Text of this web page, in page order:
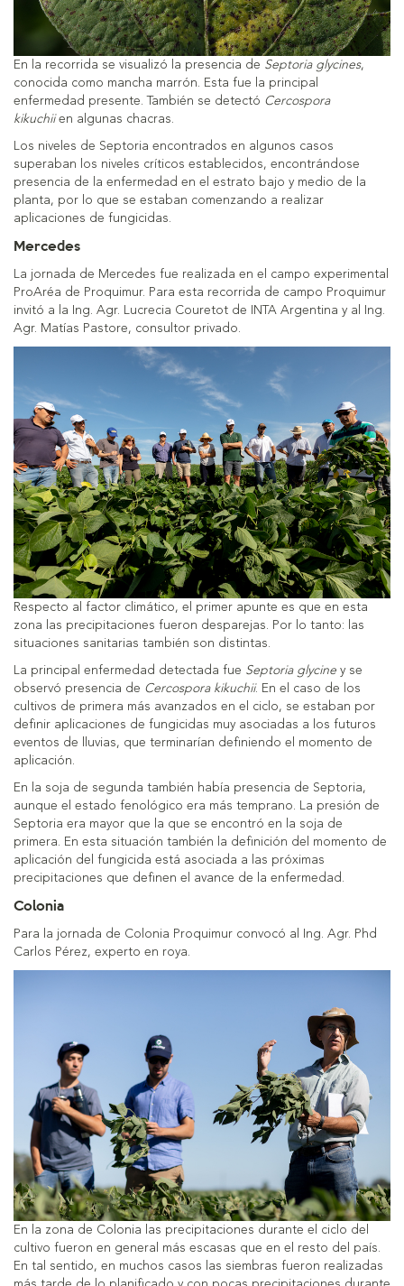
En la recorrida se visualizó la presencia de Septoria glycines,
conocida como mancha marrón. Esta fue la principal
enfermedad presente. También se detectó Cercospora
kikuchiien algunas chacras.
Los niveles de Septoria encontrados en algunos casos
superaban los niveles críticos establecidos, encontrándose
presencia de la enfermedad en el estrato bajo y medio de la
planta, por lo que se estaban comenzando a realizar
aplicaciones de fungicidas.
Mercedes
La jornada de Mercedes fue realizada en el campo experimental
ProAréa de Proquimur. Para esta recorrida de campo Proquimur
invitó a la Ing. Agr. Lucrecia Couretot de INTA Argentina y al Ing.
Agr. Matías Pastore, consultor privado.
Respecto al factor climático, el primer apunte es que en esta
zona las precipitaciones fueron desparejas. Por lo tanto: las
situaciones sanitarias también son distintas.
La principal enfermedad detectada fue Septoria glycine y se
observó presencia de Cercospora kikuchii. En el caso de los
cultivos de primera más avanzados en el ciclo, se estaban por
definir aplicaciones de fungicidas muy asociadas a los futuros
eventos de lluvias, que terminarían definiendo el momento de
aplicación.
En la soja de segunda también había presencia de Septoria,
aunque el estado fenológico era más temprano. La presión de
Septoria era mayor que la que se encontró en la soja de
primera. En esta situación también la definición del momento de
aplicación del fungicida está asociada a las próximas
precipitaciones que definen el avance de la enfermedad.
Colonia
Para la jornada de Colonia Proquimur convocó al Ing. Agr. Phd
Carlos Pérez, experto en roya.
En la zona de Colonia las precipitaciones durante el ciclo del
cultivo fueron en general más escasas que en el resto del país.
En tal sentido, en muchos casos las siembras fueron realizadas